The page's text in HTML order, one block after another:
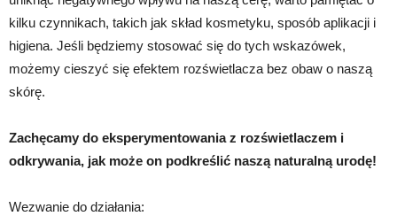
kilku czynnikach, takich jak skład kosmetyku, sposób aplikacji i
higiena. Jeśli będziemy stosować się do tych wskazówek,
możemy cieszyć się efektem rozświetlacza bez obaw o naszą
skórę.
Zachęcamy do eksperymentowania z rozświetlaczem i
odkrywania, jak może on podkreślić naszą naturalną urodę!
Wezwanie do działania: